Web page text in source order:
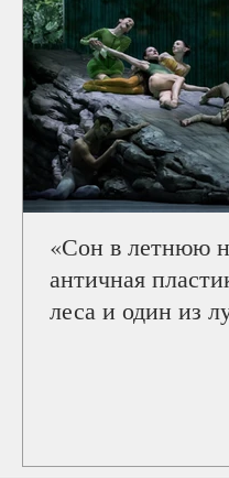
«Сон в летнюю
античная
леса и один из